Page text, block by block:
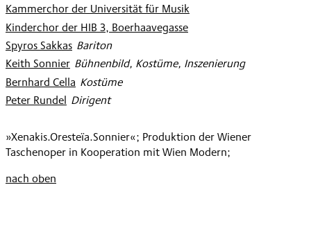
Kammerchor der Universität für Musik
Kinderchor der HIB 3, Boerhaavegasse
Spyros Sakkas
: Bariton
Keith Sonnier
: Bühnenbild, Kostüme, Inszenierung
Bernhard Cella: Kostüme
Peter Rundel: Dirigent
»Xenakis.Oresteïa.Sonnier«; Produktion der Wiener
Taschenoper in Kooperation mit Wien Modern;
nach oben